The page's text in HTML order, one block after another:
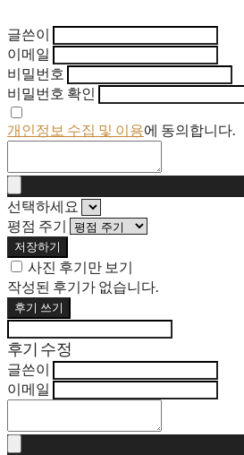
글쓴이
이메일
비밀번호
비밀번호 확인
개인정보 수집 및 이용에 동의합니다.
선택하세요
평점 주기
저장하기
사진 후기만 보기
작성된 후기가 없습니다.
후기 쓰기
후기 수정
글쓴이
이메일